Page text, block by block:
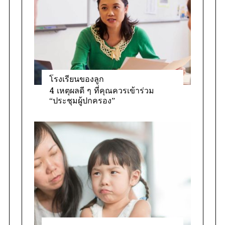
i
e
s
โรงเรียนของลูก
4 เหตุผลดี ๆ ที่คุณควรเข้าร่วม
“ประชุมผู้ปกครอง”